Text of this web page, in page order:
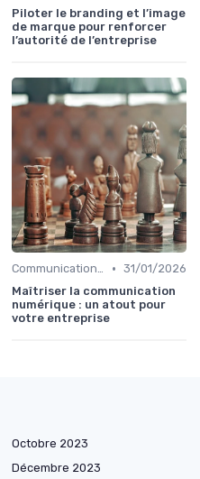
Piloter le branding et l’image
de marque pour renforcer
l’autorité de l’entreprise
Communication digitale & omnicanale • 31/01/2026
Maîtriser la communication
numérique : un atout pour
votre entreprise
Octobre 2023
Décembre 2023